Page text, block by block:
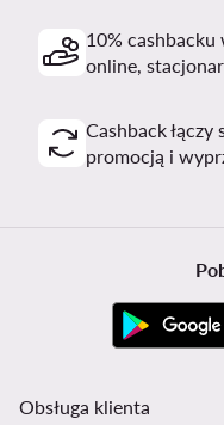
10%
online,
Cashback łączy
promocją i
Obsługa klienta